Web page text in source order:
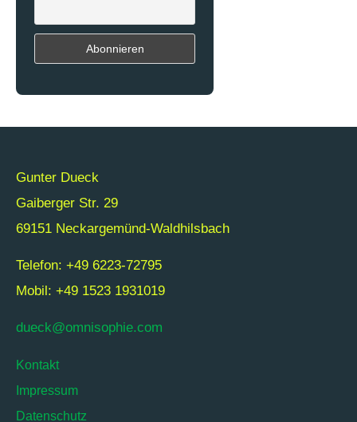
Gunter Dueck
Gaiberger Str. 29
69151 Neckargemünd-Waldhilsbach
Telefon: +49 6223-72795
Mobil: +49 1523 1931019
dueck@omnisophie.com
Kontakt
Impressum
Datenschutz